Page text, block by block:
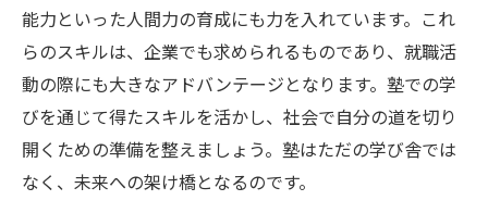
能力といった人間力の育成にも力を入れています。これ
らのスキルは、企業でも求められるものであり、就職活
動の際にも大きなアドバンテージとなります。塾での学
びを通じて得たスキルを活かし、社会で自分の道を切り
開くための準備を整えましょう。塾はただの学び舎では
なく、未来への架け橋となるのです。